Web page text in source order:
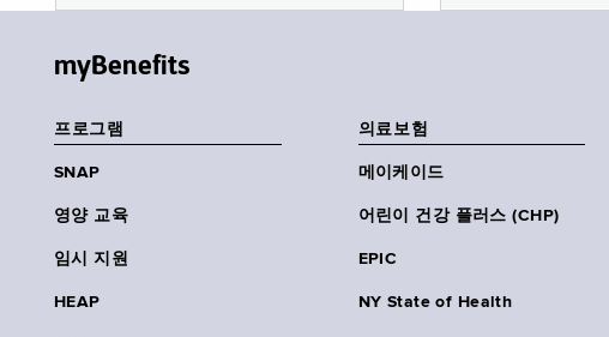
myBenefits
프로그램
SNAP
영양 교육
임시 지원
HEAP
의료보험
메이케이드
어린이 건강 플러스 (CHP)
EPIC
NY State of Health